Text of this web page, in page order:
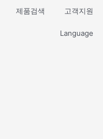
제품검색 고객지원
Language